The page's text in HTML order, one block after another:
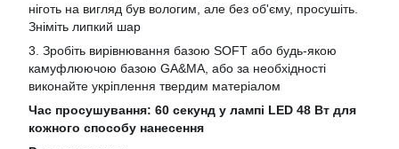
ніготь на вигляд був вологим, але без об'єму, просушіть.
Зніміть липкий шар
3. Зробіть вирівнювання базою SOFT або будь-якою
камуфлюючою базою GA&MA, або за необхідності
виконайте укріплення твердим матеріалом
Час просушування: 60 секунд у лампі LED 48 Вт для
кожного способу нанесення